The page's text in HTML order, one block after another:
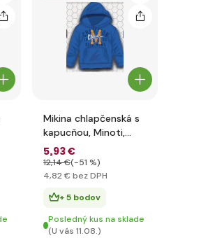
Mikina chlapčenská s
kapucňou, Minoti,
BHOOD 3, modrá -
80/86
5,93 €
12,14 €(-51 %)
4,82 € bez DPH
+ 5 bodov
Posledný kus na sklade
(U vás 11.08.)